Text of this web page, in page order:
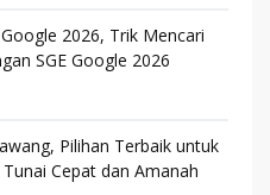
2026, Trik Mencari
SGE Google 2026
Pilihan Terbaik untuk
Cepat dan Amanah